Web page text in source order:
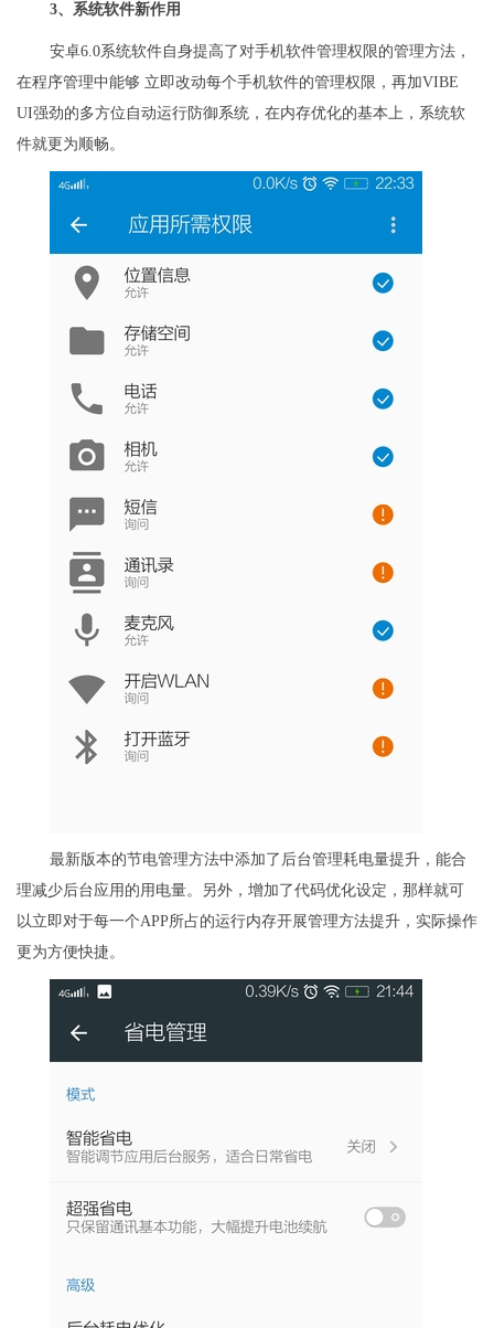
3、系统软件新作用
安卓6.0系统软件自身提高了对手机软件管理权限的管理方法，
在程序管理中能够 立即改动每个手机软件的管理权限，再加VIBE
UI强劲的多方位自动运行防御系统，在内存优化的基本上，系统软
件就更为顺畅。
最新版本的节电管理方法中添加了后台管理耗电量提升，能合
理减少后台应用的用电量。另外，增加了代码优化设定，那样就可
以立即对于每一个APP所占的运行内存开展管理方法提升，实际操作
更为方便快捷。